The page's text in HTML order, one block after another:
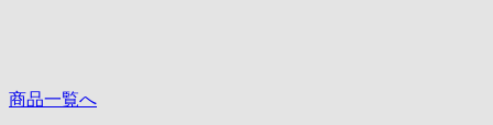
商品一覧へ